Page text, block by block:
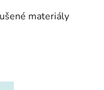
materiály